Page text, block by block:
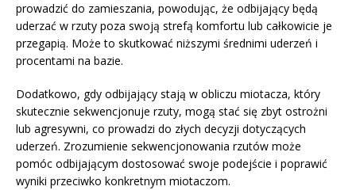
prowadzić do zamieszania, powodując, że odbijający będą
uderzać w rzuty poza swoją strefą komfortu lub całkowicie je
przegapią. Może to skutkować niższymi średnimi uderzeń i
procentami na bazie.
Dodatkowo, gdy odbijający stają w obliczu miotacza, który
skutecznie sekwencjonuje rzuty, mogą stać się zbyt ostrożni
lub agresywni, co prowadzi do złych decyzji dotyczących
uderzeń. Zrozumienie sekwencjonowania rzutów może
pomóc odbijającym dostosować swoje podejście i poprawić
wyniki przeciwko konkretnym miotaczom.